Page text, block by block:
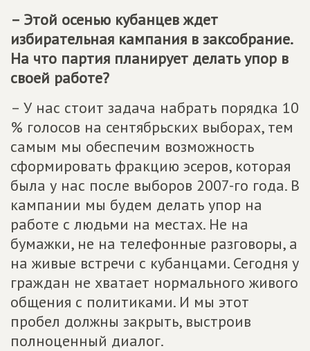
– Этой осенью кубанцев ждет
избирательная кампания в заксобрание.
На что партия планирует делать упор в
своей работе?
– У нас стоит задача набрать порядка 10
% голосов на сентябрьских выборах, тем
самым мы обеспечим возможность
сформировать фракцию эсеров, которая
была у нас после выборов 2007-го года. В
кампании мы будем делать упор на
работе с людьми на местах. Не на
бумажки, не на телефонные разговоры, а
на живые встречи с кубанцами. Сегодня у
граждан не хватает нормального живого
общения с политиками. И мы этот
пробел должны закрыть, выстроив
полноценный диалог.